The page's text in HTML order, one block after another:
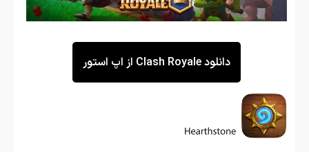
دانلود Clash Royale از اپ استور